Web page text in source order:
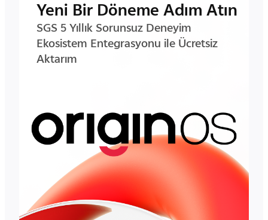
Yeni Bir Döneme Adım Atın
SGS 5 Yıllık Sorunsuz Deneyim
Ekosistem Entegrasyonu ile Ücretsiz
Aktarım